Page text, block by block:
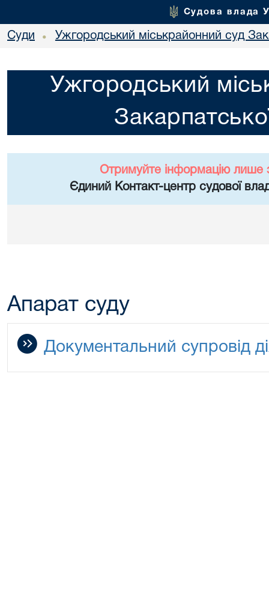
Судова влада
Суди • Ужгородський міськрайонний суд
Ужгородський
Отримуйте інформацію лише
Єдиний Контакт-центр судової
Апарат суду
Документальний супровід